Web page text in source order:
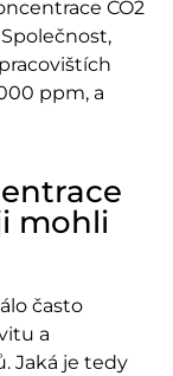
CO2
ppm, a
mohli
často
a
Jaká je tedy